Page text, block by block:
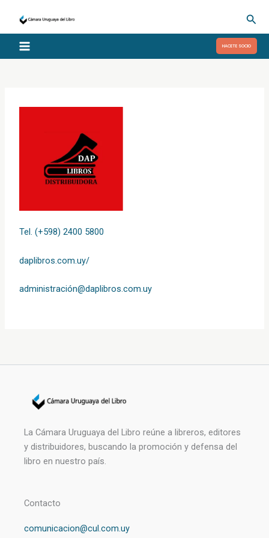
contenido
HACETE SOCIO
Tel. (+598) 2400 5800
daplibros.com.uy/
administración@daplibros.com.uy
La Cámara Uruguaya del Libro reúne a libreros, editores
y distribuidores, buscando la promoción y defensa del
libro en nuestro país.
Contacto
comunicacion@cul.com.uy